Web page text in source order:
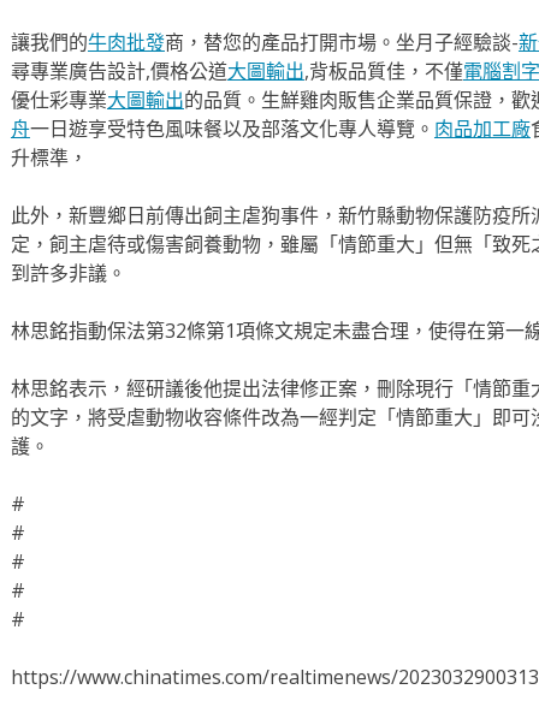
讓我們的牛肉批發商，替您的產品打開市場。坐月子經驗談-
尋專業廣告設計,價格公道大圖輸出,背板品質佳，不僅電腦割字
優仕彩專業大圖輸出的品質。生鮮雞肉販售企業品質保證，歡
舟一日遊享受特色風味餐以及部落文化專人導覽。 肉品加工廠
升標準，
此外，新豐鄉日前傳出飼主虐狗事件，新竹縣動物保護防疫
定，飼主虐待或傷害飼養動物，雖屬「情節重大」但無「致
到許多非議。
林思銘指動保法第32條第1項條文規定未盡合理，使得在第一
林思銘表示，經研議後他提出法律修正案，刪除現行「情節
的文字，將受虐動物收容條件改為一經判定「情節重大」即
護。
#
#
#
#
#
https://www.chinatimes.com/realtimenews/